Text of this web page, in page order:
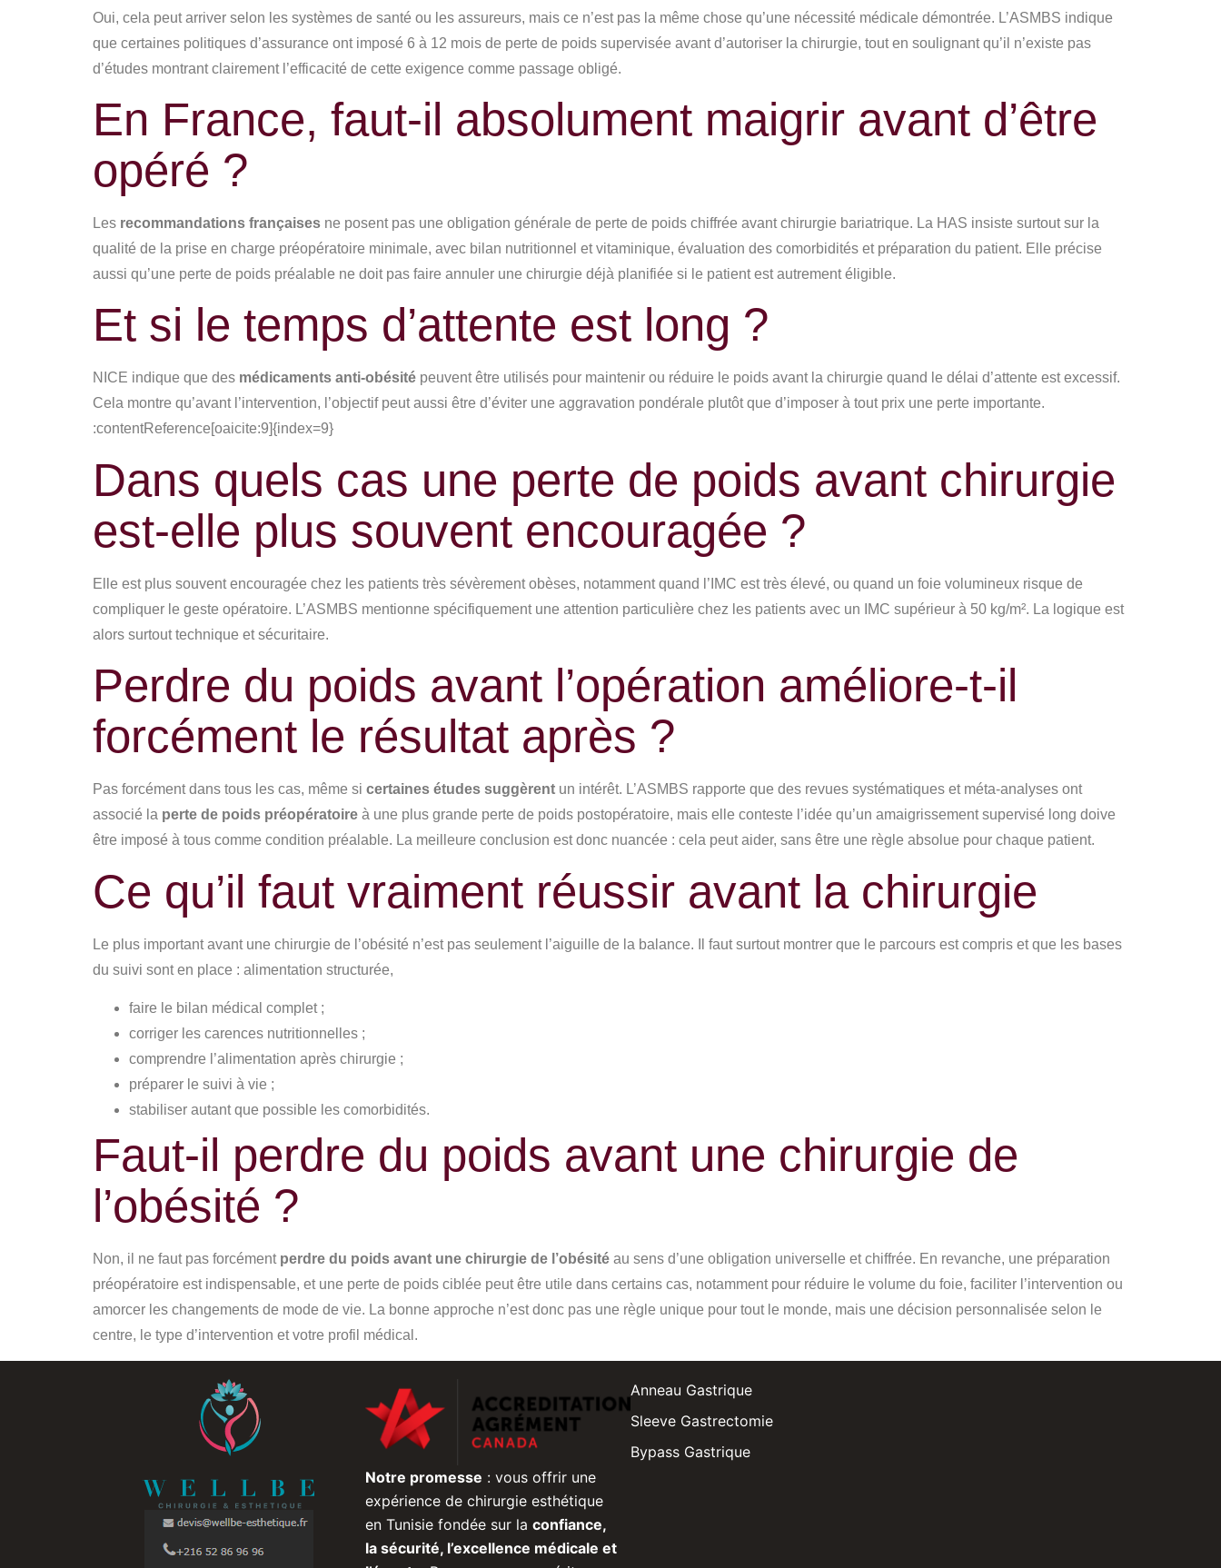
Oui, cela peut arriver selon les systèmes de santé ou les assureurs, mais ce n’est pas la même chose qu’une nécessité médicale démontrée. L’ASMBS indique
que certaines politiques d’assurance ont imposé 6 à 12 mois de perte de poids supervisée avant d’autoriser la chirurgie, tout en soulignant qu’il n’existe pas
d’études montrant clairement l’efficacité de cette exigence comme passage obligé.
En France, faut-il absolument maigrir avant d’être
opéré ?
Les recommandations françaises ne posent pas une obligation générale de perte de poids chiffrée avant chirurgie bariatrique. La HAS insiste surtout sur la
qualité de la prise en charge préopératoire minimale, avec bilan nutritionnel et vitaminique, évaluation des comorbidités et préparation du patient. Elle précise
aussi qu’une perte de poids préalable ne doit pas faire annuler une chirurgie déjà planifiée si le patient est autrement éligible.
Et si le temps d’attente est long ?
NICE indique que des médicaments anti-obésité peuvent être utilisés pour maintenir ou réduire le poids avant la chirurgie quand le délai d’attente est excessif.
Cela montre qu’avant l’intervention, l’objectif peut aussi être d’éviter une aggravation pondérale plutôt que d’imposer à tout prix une perte importante.
:contentReference[oaicite:9]{index=9}
Dans quels cas une perte de poids avant chirurgie
est-elle plus souvent encouragée ?
Elle est plus souvent encouragée chez les patients très sévèrement obèses, notamment quand l’IMC est très élevé, ou quand un foie volumineux risque de
compliquer le geste opératoire. L’ASMBS mentionne spécifiquement une attention particulière chez les patients avec un IMC supérieur à 50 kg/m². La logique est
alors surtout technique et sécuritaire.
Perdre du poids avant l’opération améliore-t-il
forcément le résultat après ?
Pas forcément dans tous les cas, même si certaines études suggèrent un intérêt. L’ASMBS rapporte que des revues systématiques et méta-analyses ont
associé la perte de poids préopératoire à une plus grande perte de poids postopératoire, mais elle conteste l’idée qu’un amaigrissement supervisé long doive
être imposé à tous comme condition préalable. La meilleure conclusion est donc nuancée : cela peut aider, sans être une règle absolue pour chaque patient.
Ce qu’il faut vraiment réussir avant la chirurgie
Le plus important avant une chirurgie de l’obésité n’est pas seulement l’aiguille de la balance. Il faut surtout montrer que le parcours est compris et que les bases
du suivi sont en place : alimentation structurée,
faire le bilan médical complet ;
corriger les carences nutritionnelles ;
comprendre l’alimentation après chirurgie ;
préparer le suivi à vie ;
stabiliser autant que possible les comorbidités.
Faut-il perdre du poids avant une chirurgie de
l’obésité ?
Non, il ne faut pas forcémentperdre du poids avant une chirurgie de l’obésité au sens d’une obligation universelle et chiffrée. En revanche, une préparation
préopératoire est indispensable, et une perte de poids ciblée peut être utile dans certains cas, notamment pour réduire le volume du foie, faciliter l’intervention ou
amorcer les changements de mode de vie. La bonne approche n’est donc pas une règle unique pour tout le monde, mais une décision personnalisée selon le
centre, le type d’intervention et votre profil médical.
Notre promesse : vous offrir une
expérience de chirurgie esthétique
en Tunisie fondée sur la confiance,
la sécurité, l’excellence médicale et
Anneau Gastrique
Sleeve Gastrectomie
Bypass Gastrique